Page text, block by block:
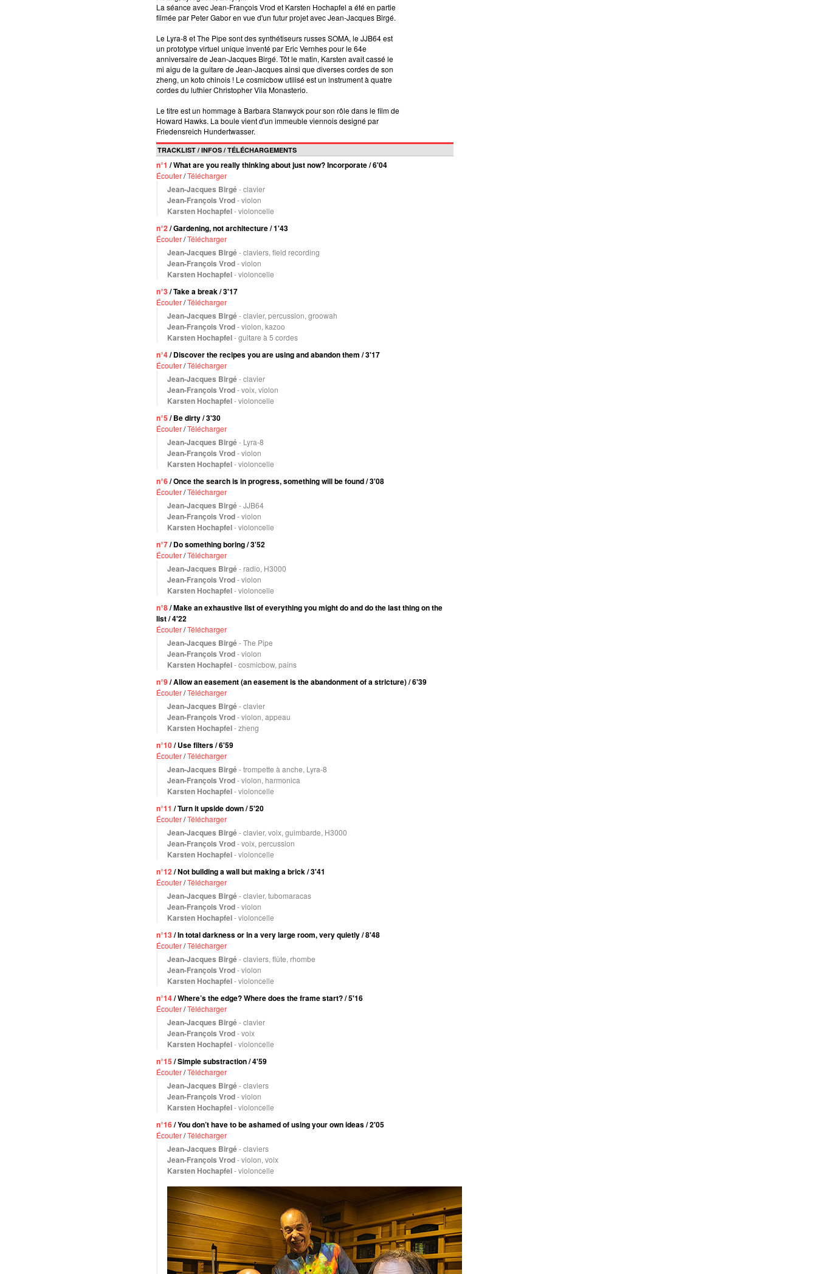
La séance avec Jean-François Vrod et Karsten Hochapfel a été en partie
filmée par Peter Gabor en vue d'un futur projet avec Jean-Jacques Birgé.
Le Lyra-8 et The Pipe sont des synthétiseurs russes SOMA, le JJB64 est
un prototype virtuel unique inventé par Eric Vernhes pour le 64e
anniversaire de Jean-Jacques Birgé. Tôt le matin, Karsten avait cassé le
mi aigu de la guitare de Jean-Jacques ainsi que diverses cordes de son
zheng, un koto chinois ! Le cosmicbow utilisé est un instrument à quatre
cordes du luthier Christopher Vila Monasterio.
Le titre est un hommage à Barbara Stanwyck pour son rôle dans le film de
Howard Hawks. La boule vient d'un immeuble viennois designé par
Friedensreich Hundertwasser.
TRACKLIST / INFOS / TÉLÉCHARGEMENTS
n°1 / What are you really thinking about just now? Incorporate / 6'04
Écouter/Télécharger
Jean-Jacques Birgé- clavier
Jean-François Vrod- violon
Karsten Hochapfel- violoncelle
n°2/ Gardening, not architecture / 1'43
Écouter/Télécharger
Jean-Jacques Birgé- claviers, field recording
Jean-François Vrod- violon
Karsten Hochapfel- violoncelle
n°3/ Take a break / 3'17
Écouter/Télécharger
Jean-Jacques Birgé- clavier, percussion, groowah
Jean-François Vrod- violon, kazoo
Karsten Hochapfel- guitare à 5 cordes
n°4/ Discover the recipes you are using and abandon them / 3'17
Écouter/Télécharger
Jean-Jacques Birgé- clavier
Jean-François Vrod- voix, violon
Karsten Hochapfel- violoncelle
n°5 / Be dirty / 3'30
Écouter/Télécharger
Jean-Jacques Birgé- Lyra-8
Jean-François Vrod- violon
Karsten Hochapfel- violoncelle
n°6/ Once the search is in progress, something will be found / 3'08
Écouter/Télécharger
Jean-Jacques Birgé- JJB64
Jean-François Vrod- violon
Karsten Hochapfel- violoncelle
n°7/ Do something boring / 3'52
Écouter/Télécharger
Jean-Jacques Birgé- radio, H3000
Jean-François Vrod- violon
Karsten Hochapfel- violoncelle
n°8/ Make an exhaustive list of everything you might do and do the last thing on the
list / 4'22
Écouter/Télécharger
Jean-Jacques Birgé- The Pipe
Jean-François Vrod- violon
Karsten Hochapfel- cosmicbow, pains
n°9/ Allow an easement (an easement is the abandonment of a stricture) / 6'39
Écouter/Télécharger
Jean-Jacques Birgé- clavier
Jean-François Vrod- violon, appeau
Karsten Hochapfel- zheng
n°10/ Use filters / 6'59
Écouter/Télécharger
Jean-Jacques Birgé- trompette à anche, Lyra-8
Jean-François Vrod- violon, harmonica
Karsten Hochapfel- violoncelle
n°11 / Turn it upside down / 5'20
Écouter/Télécharger
Jean-Jacques Birgé- clavier, voix, guimbarde, H3000
Jean-François Vrod- voix, percussion
Karsten Hochapfel- violoncelle
n°12/ Not building a wall but making a brick / 3'41
Écouter/Télécharger
Jean-Jacques Birgé- clavier, tubomaracas
Jean-François Vrod- violon
Karsten Hochapfel- violoncelle
n°13/ In total darkness or in a very large room, very quietly / 8'48
Écouter/Télécharger
Jean-Jacques Birgé- claviers, flûte, rhombe
Jean-François Vrod- violon
Karsten Hochapfel- violoncelle
n°14/ Where’s the edge? Where does the frame start? / 5'16
Écouter/Télécharger
Jean-Jacques Birgé- clavier
Jean-François Vrod- voix
Karsten Hochapfel- violoncelle
n°15 / Simple substraction / 4'59
Écouter/Télécharger
Jean-Jacques Birgé- claviers
Jean-François Vrod- violon
Karsten Hochapfel- violoncelle
n°16/ You don’t have to be ashamed of using your own ideas / 2'05
Écouter/Télécharger
Jean-Jacques Birgé- claviers
Jean-François Vrod- violon, voix
Karsten Hochapfel- violoncelle